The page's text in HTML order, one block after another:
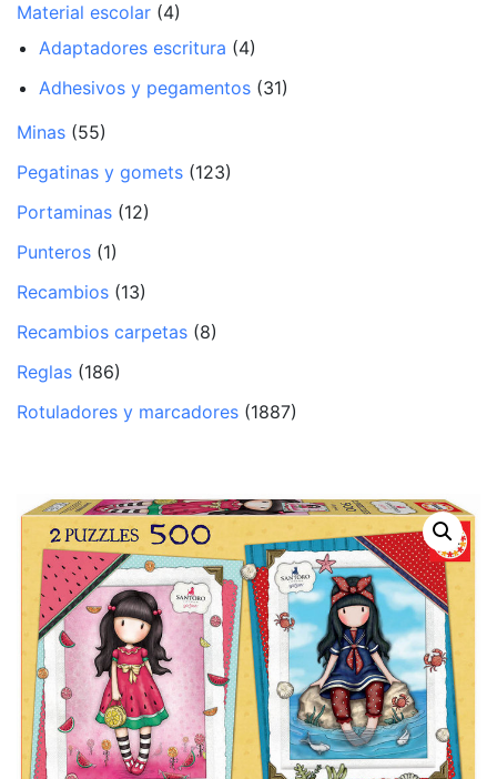
Material escolar (4)
Adaptadores escritura (4)
Adhesivos y pegamentos (31)
Minas (55)
Pegatinas y gomets (123)
Portaminas (12)
Punteros (1)
Recambios (13)
Recambios carpetas (8)
Reglas (186)
Rotuladores y marcadores (1887)